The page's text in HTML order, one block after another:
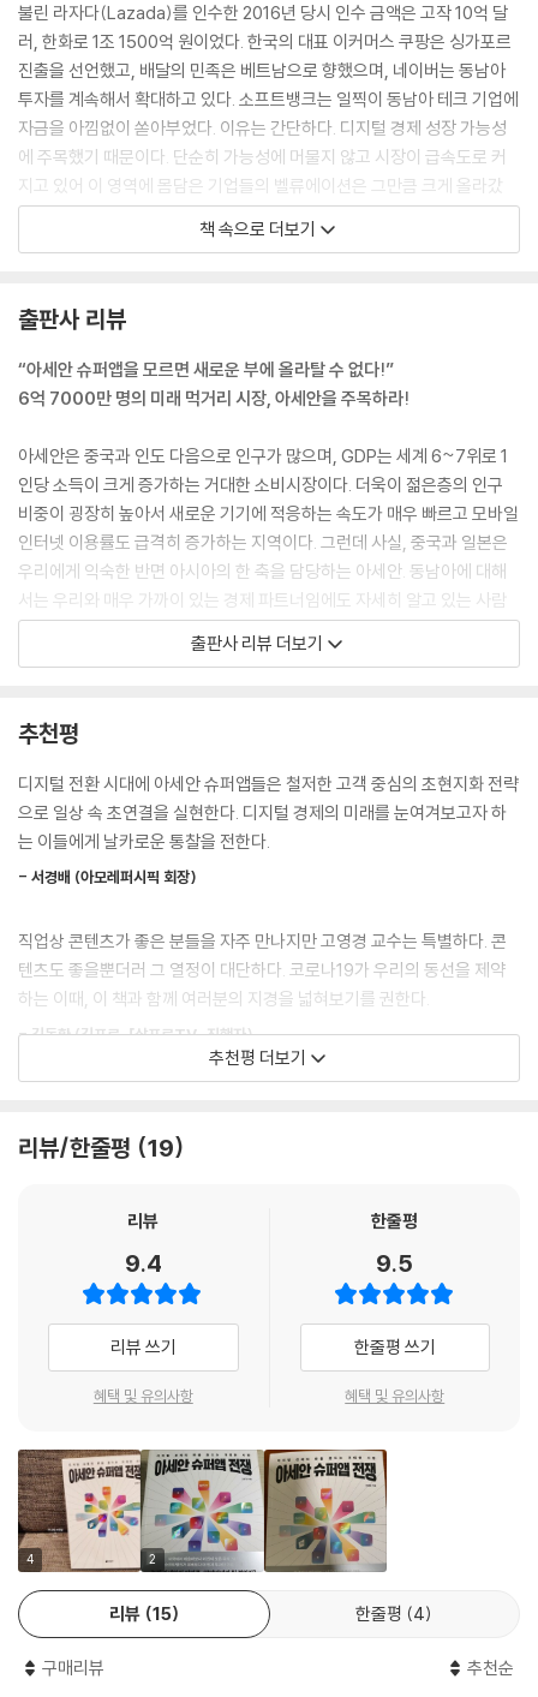
10 새로운 전장
이커머스 성장을 따라가지 못하는 물류 | 넥스트 커머스 | 물류를 잡아라 |
2021년 물류 유니콘 탄생의 해 | 모든 것이 콘텐츠다 | 누가 콘텐츠를 가졌
는가 | MZ세대를 잡아라
PART 5. 다가올 미래, 변화하는 미래
신흥시장과 아세안 | 한국의 동남아 디지털 테크 투자 러시 | 카피캣을 넘
어 | 열린 기회의 땅, 동남아 | 플랫폼, 확장성은 살아 있다 | 데이터를 가진
에필로그 아시아의 시대, 기회를 잡아라
불린 라자다(Lazada)를 인수한 2016년 당시 인수 금액은 고작 10억 달
러, 한화로 1조 1500억 원이었다. 한국의 대표 이커머스 쿠팡은 싱가포르
진출을 선언했고, 배달의 민족은 베트남으로 향했으며, 네이버는 동남아
투자를 계속해서 확대하고 있다. 소프트뱅크는 일찍이 동남아 테크 기업에
자금을 아낌없이 쏟아부었다. 이유는 간단하다. 디지털 경제 성장 가능성
에 주목했기 때문이다. 단순히 가능성에 머물지 않고 시장이 급속도로 커
지고 있어 이 영역에 몸담은 기업들의 벨류에이션은 그만큼 크게 올라갔
다.
목받은 그랩은 2021년 말 미국 주식시장에 상장을 예고했다. 그랩의 상장
소식에 블룸버그, 로이터 등 외신과 한국의 경제지들도 반응을 보였는데,
그만큼 슈퍼앱의 시장 영향력이 크다는 증거다. 꼭 주식투자 측면에서만
그랩의 중요성이 부각되는 것은 아니다. 아세안 전체 경제에서 슈퍼앱이
불러온 변화가 그만큼 크기 때문이다.
동남아의 우버를 넘어서는 그랩의 비즈니스 포트폴리오는 무엇인지, 어떻
게 성장했는지, 어느 분야로 나아갈지 분석해야 기업가치를 파악할 수 있
다. 아세안 전체를 아우르는 최초의 지역 기반 플랫폼(regional platfor
m)이자 진정한 슈퍼앱 그랩의 모든 것을 하나씩 파헤쳐보자. --- p.48
고젝은 토코페디아와 합병하기 전에 그랩과의 합병을 추진했으나 성사되
지 않았다. 고젝은 그랩에 밀리고 토코페디아는 쇼피에 밀리자 합병을 통
해 몸집을 불려 인도네시아 시장 경쟁에서 더 이상 밀려나지 않기 위한 전
에 대해 이렇게 말했다.
특히 주식시장 상장을 앞두고 스케일도 키우고 글로벌 투자자들에게 시너
지 효과를 어필할 수 있는 근거를 확실히 마련한 셈이다. --- p.101
전 세계 테크 기업들이 주식시장을 이끌었던 2020년, 미국 시장에서 날아
번스타인(Bernstein)은 2021년 6월 보고서에서 SEA를 통해 동남아를
지배하는 테크 플랫폼 기업을 매수할 기회가 있다고 언급했다. 여전히 매
력적인 기업이라는 뜻이다. 중국이 빅테크 플랫폼 기업들을 옥죄면서 동남
지 글로벌 투자자들의 기대가 증폭되고 있다. --- p.132
하는데, 2016년 태국에서 페이스북이 1위, 라인이 2위를 차지했다. 라인
이 태국에서 가장 막강한 세븐일레븐과 글로벌 파워를 가진 유튜브, 토요
차지했으며, 브랜드 추천지수에서는 1위를차지했다. 라인은 명실상부 태
국 국민 플랫폼이라 해도 과언이 아니다. --- p.150
동남아에서 가장 많이 쓰이는 메신저는 왓츠앱이고, 태국에서는 라인이 1
등 자리를 지키고 있다. 그렇다면 베트남은 어떨까? 베트남에서는 누가 뭐
래도 잘로(Zalo)다. 한국에서 카카오톡 없는 생활을 상상할 수 없듯, 베트
남에서도 잘로가 없으면 의사소통을 원활하게 할 수 없다. 베트남 시장의
중 8000만 명 이상이 잘로로 연결되어 있다. --- p.160
소셜커머스, 물류 스타트업, 에듀테크, 헬스케어 스타트업에 투자자들이
앞다퉈 달려가는 이유는 위 조건에 부합하는 기업의 성장 가능성을 기대하
고 있기 때문이다. 특히 2021년 중국 정부가 빅테크 기업에 강력한 제재를
가하면서 알리바바와 텐센트, 디디 등 내로라하는 기업들의 주가가 곤두박
질치고 있다. IPO 대박의 꿈에 부푼 디디는 상장한 날부터 정부의 규제 대
상에 올랐다. 주가는 계속 떨어지고 있으며, 투자자들은 소송까지 검토하
고 나섰다. 소프트뱅크의 손정의 회장은 중국에 투자하지 않겠다고 일갈했
책 속으로 더보기
출판사 리뷰
“아세안 슈퍼앱을 모르면 새로운 부에 올라탈 수 없다!”
6억 7000만 명의 미래 먹거리 시장, 아세안을 주목하라!
아세안은 중국과 인도 다음으로 인구가 많으며, GDP는 세계 6~7위로 1
인당 소득이 크게 증가하는 거대한 소비시장이다. 더욱이 젊은층의 인구
비중이 굉장히 높아서 새로운 기기에 적응하는 속도가 매우 빠르고 모바일
인터넷 이용률도 급격히 증가하는 지역이다. 그런데 사실, 중국과 일본은
우리에게 익숙한 반면 아시아의 한 축을 담당하는 아세안. 동남아에 대해
서는 우리와 매우 가까이 있는 경제 파트너임에도 자세히 알고 있는 사람
이 별로 없다. 더 정확히 말하면, 왜곡된 시선과 편견으로 바라보는 경우가
업들이 속속 등장했는데, 하나의 앱에서 여러 서비스와 기능을 필요한 대
로 이용할 수 있게 확장해나간다는 점에서 이들 기업을 단순한 플랫폼을
넘어 ‘슈퍼앱’이라 부른다).
『아세안 슈퍼앱 전쟁』은 동남아 경제의 혁신 드라이버로서 디지털 생태계
VNG)’의 탄생과 성장, 그리고 앞으로 펼쳐질 경쟁과 미래 사업에 대해 상
고 있는지 그 혁신의 현장을 생생하게 전해주고 있으며, 슈퍼앱 기업들이
어떻게 글로벌 IT 공룡들을 제치고 동남아를 지배하는 플랫폼 회사로 성장
해나가는지 분명하게 확인시켜준다. 오랫동안 아세안 연구를 해온 고영경
저자가 남다른 경영학적 통찰과 인문학적 직관으로 펼쳐 보이는 이야기들
은 각종 통계나 숫자, 기사에서 보이는 것들 이상의 맥락적 이해를 갖게 해
준다.
“누가 아세안의 아마존, 알리바바가 될 것인가?”
디지털 경제라는 새로운 파도를 타고 성장한 ‘슈퍼앱 5’는 동남아인들의
일상과 함께하는 ‘생활밀착형’ 혁신의 아이콘이 되었다. 동남아 어느 곳에
서든 ‘슈퍼앱 5’ 가운데 한두 개는 누구나 이용한다. 이 지역 사람들이 공통
적으로 겪고 있는 문제점을 찾아내 이를 해결하거나 현지화된 디지털 솔루
션을 통해 더 나은 고객 경험을 제공했다는 측면에서 슈퍼앱 5는 모두 엄
청난 성공을 거두었다. 그리고 이들 슈퍼앱 5는 각각 독점적인 우위를 갖
는 영역을 가지면서 여러 분야에서 서로 경쟁하고 있다(그랩은 딜리버리
부문에서 견고한 위치를 점유하고 있다. 또한 SEA는 게임과 이커머스 부
문에서, 라인은 메신저와 콘텐츠 부문에서, VNG는 메신저와 게임 부문에
서 우위를 점하고 있다).
글로벌 투자자들이 가장 먼저 주목한 기업은 SEA다. 미국 주식시장에서 F
AANG(페이스북, 아마존, 애플, 넷플릭스, 구글)보다 SEA가 더 높은 주
가 상승률을 보였기 때문이다. 많은 사람이 SEA가 어떤 기업인지, 이와 유
사한 기업은 없는지, 동남아의 카카오는 누구인지 관심을 갖기 시작했다.
소프트뱅크의 투자를 받으며 주목받은 그랩 역시 2021년 말 미국 주식시
출판사 리뷰 더보기
추천평
디지털 전환 시대에 아세안 슈퍼앱들은 철저한 고객 중심의 초현지화 전략
으로 일상 속 초연결을 실현한다. 디지털 경제의 미래를 눈여겨보고자 하
는 이들에게 날카로운 통찰을 전한다.
- 서경배 (아모레퍼시픽 회장)
직업상 콘텐츠가 좋은 분들을 자주 만나지만 고영경 교수는 특별하다. 콘
텐츠도 좋을뿐더러 그 열정이 대단하다. 코로나19가 우리의 동선을 제약
하는 이때, 이 책과 함께 여러분의 지경을 넓혀보기를 권한다.
- 김동환 (김프로, 「삼프로TV」 진행자)
- 김영선 (전 인도네시아 대사, 전 한-아세안센터 사무총장)
아시아의 시대, 아세안 시장의 중요성과 변화를 이해하려면 리딩 스타트업
의 혁신 성장을 살펴야 한다. 이 책이 아세안 진출 기업들에게 인사이트와
새로운 지평을 열어줄 것이다.
- 박영렬 (연세대 경영대학 교수, 한국경영학회장)
미래 먹거리 시장인 동남아 시장의 이커머스, 물류, 컨텐츠 사업 중심으로
- 이강현 (현대자동차 인도네시아 COO)
아세안 국가들이 어떻게 빠르게 디지털 경제로 점프하는지 생생히 전해준
다. 그랩, 고젝, SEA 등이 글로벌 IT 공룡들을 제치고 동남아를 지배하는
플랫폼으로 성장해가는 모습을 확인해보라.
- 임정욱 (TBT 공동대표)
추천평 더보기
리뷰/한줄평 19
리뷰
9.4
리뷰 쓰기
혜택 및 유의사항
한줄평
9.5
한줄평 쓰기
혜택 및 유의사항
4 2
리뷰 15 한줄평 4
구매리뷰 추천순